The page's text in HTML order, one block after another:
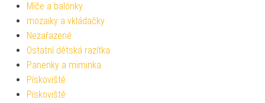
Míče a balónky
mozaiky a vkládačky
Nezařazené
Ostatní dětská razítka
Panenky a miminka
Pískoviště
Pískoviště